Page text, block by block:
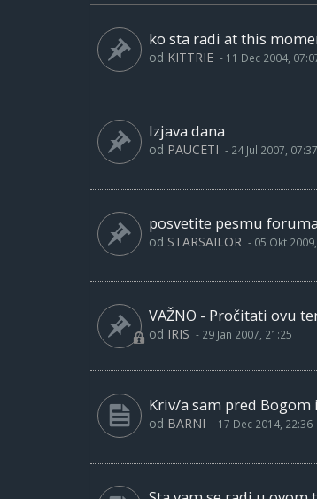
ko sta radi at this
od KITTRIE - 11 Dec 2004,
Izjava dana
od PAUCETI - 24 Jul 2007, 07:37
posvetite pesmu
od STARSAILOR - 05 Okt
VAŽNO - Pročitati ovu
od IRIS - 29 Jan 2007, 21:25
Kriv/a sam pred
od BARNI - 17 Dec 2014, 22:36